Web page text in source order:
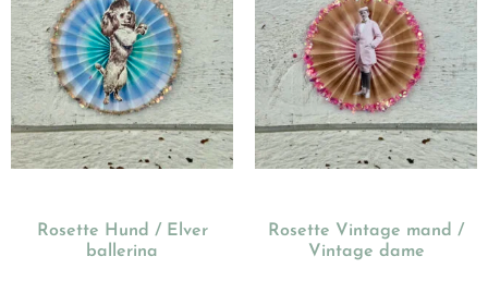
Rosette Hund / Elver
ballerina
Rosette Vintage mand /
Vintage dame